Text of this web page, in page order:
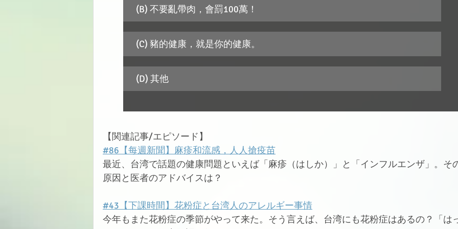
(B) 不要亂帶肉，會罰100萬！
(C) 豬的健康，就是你的健康。
(D) 其他
【関連記事/エピソード】
#86【每週新聞】麻疹和流感，人人搶疫苗
最近、台湾で話題の健康問題といえば「麻疹（はしか）」と「インフルエンザ」。そ
原因と医者のアドバイスは？
#43【下課時間】花粉症と台湾人のアレルギー事情
今年もまた花粉症の季節がやって来た。そう言えば、台湾にも花粉症はあるの？「は